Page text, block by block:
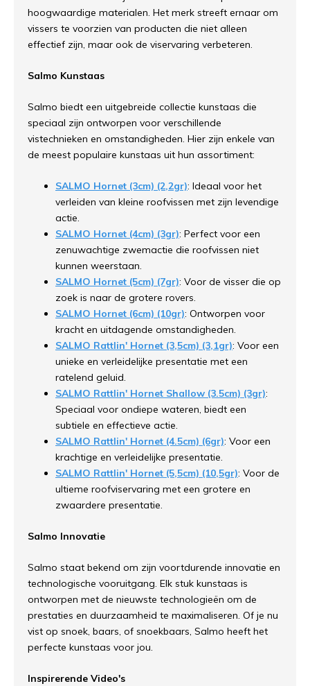
hoogwaardige materialen. Het merk streeft ernaar om
vissers te voorzien van producten die niet alleen
effectief zijn, maar ook de viservaring verbeteren.
Salmo Kunstaas
Salmo biedt een uitgebreide collectie kunstaas die
speciaal zijn ontworpen voor verschillende
vistechnieken en omstandigheden. Hier zijn enkele van
de meest populaire kunstaas uit hun assortiment:
SALMO Hornet (3cm) (2,2gr): Ideaal voor het
verleiden van kleine roofvissen met zijn levendige
actie.
SALMO Hornet (4cm) (3gr): Perfect voor een
zenuwachtige zwemactie die roofvissen niet
kunnen weerstaan.
SALMO Hornet (5cm) (7gr): Voor de visser die op
zoek is naar de grotere rovers.
SALMO Hornet (6cm) (10gr): Ontworpen voor
kracht en uitdagende omstandigheden.
SALMO Rattlin' Hornet (3,5cm) (3,1gr): Voor een
unieke en verleidelijke presentatie met een
ratelend geluid.
SALMO Rattlin' Hornet Shallow (3.5cm) (3gr):
Speciaal voor ondiepe wateren, biedt een
subtiele en effectieve actie.
SALMO Rattlin' Hornet (4.5cm) (6gr): Voor een
krachtige en verleidelijke presentatie.
SALMO Rattlin' Hornet (5,5cm) (10,5gr): Voor de
ultieme roofviservaring met een grotere en
zwaardere presentatie.
Salmo Innovatie
Salmo staat bekend om zijn voortdurende innovatie en
technologische vooruitgang. Elk stuk kunstaas is
ontworpen met de nieuwste technologieën om de
prestaties en duurzaamheid te maximaliseren. Of je nu
vist op snoek, baars, of snoekbaars, Salmo heeft het
perfecte kunstaas voor jou.
Inspirerende Video's